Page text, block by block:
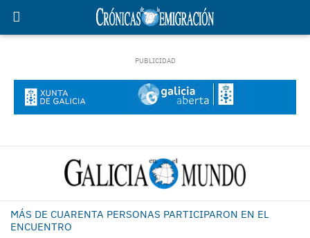
MÁS DE CUARENTA PERSONAS PARTICIPARON EN EL
ENCUENTRO